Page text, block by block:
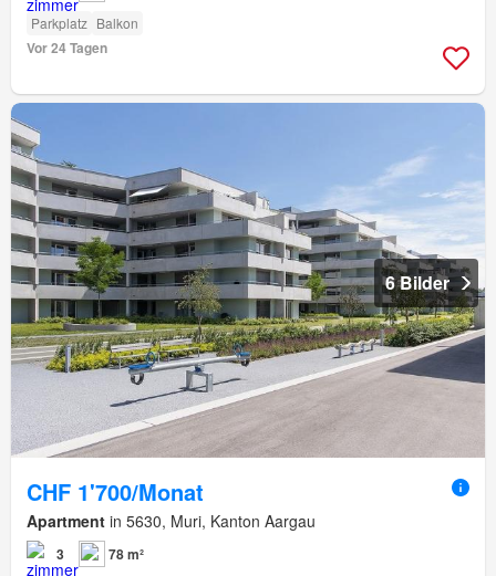
Parkplatz Balkon
Vor 24 Tagen
6 Bilder
CHF 1'700/Monat
Apartment in 5630, Muri, Kanton Aargau
3 78 m²